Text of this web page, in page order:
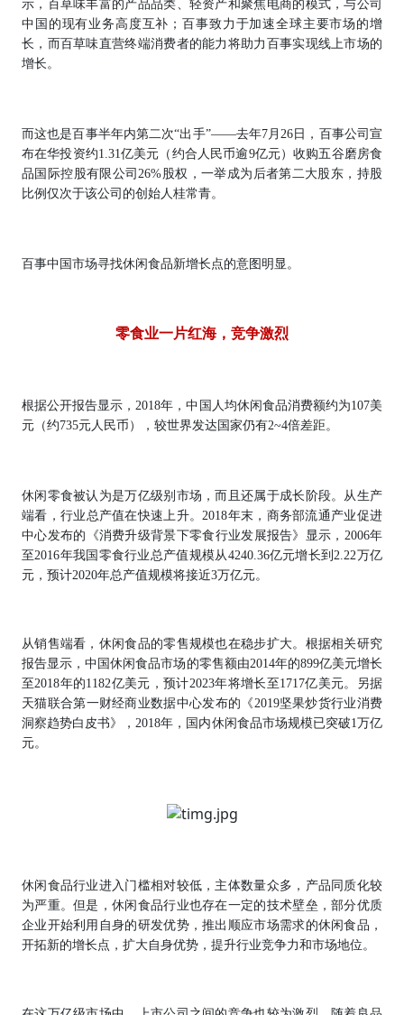
示，百草味丰富的产品品类、轻资产和聚焦电商的模式，与公司
中国的现有业务高度互补；百事致力于加速全球主要市场的增
长，而百草味直营终端消费者的能力将助力百事实现线上市场的
增长。
而这也是百事半年内第二次“出手”——去年7月26日，百事公司宣
布在华投资约1.31亿美元（约合人民币逾9亿元）收购五谷磨房食
品国际控股有限公司26%股权，一举成为后者第二大股东，持股
比例仅次于该公司的创始人桂常青。
百事中国市场寻找休闲食品新增长点的意图明显。
零食业一片红海，竞争激烈
根据公开报告显示，2018年，中国人均休闲食品消费额约为107美
元（约735元人民币），较世界发达国家仍有2~4倍差距。
休闲零食被认为是万亿级别市场，而且还属于成长阶段。从生产
端看，行业总产值在快速上升。2018年末，商务部流通产业促进
中心发布的《消费升级背景下零食行业发展报告》显示，2006年
至2016年我国零食行业总产值规模从4240.36亿元增长到2.22万亿
元，预计2020年总产值规模将接近3万亿元。
从销售端看，休闲食品的零售规模也在稳步扩大。根据相关研究
报告显示，中国休闲食品市场的零售额由2014年的899亿美元增长
至2018年的1182亿美元，预计2023年将增长至1717亿美元。另据
天猫联合第一财经商业数据中心发布的《2019坚果炒货行业消费
洞察趋势白皮书》，2018年，国内休闲食品市场规模已突破1万亿
元。
休闲食品行业进入门槛相对较低，主体数量众多，产品同质化较
为严重。但是，休闲食品行业也存在一定的技术壁垒，部分优质
企业开始利用自身的研发优势，推出顺应市场需求的休闲食品，
开拓新的增长点，扩大自身优势，提升行业竞争力和市场地位。